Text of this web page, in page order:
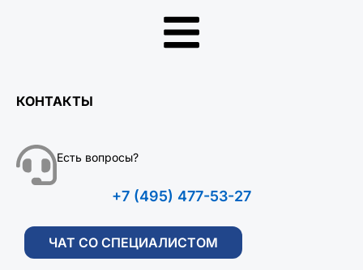
КОНТАКТЫ
Есть вопросы?
+7 (495) 477-53-27
ЧАТ СО СПЕЦИАЛИСТОМ